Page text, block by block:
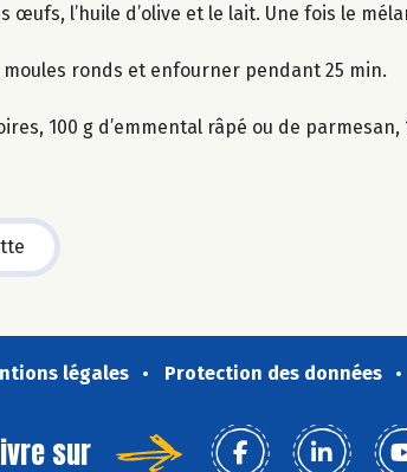
l’huile d’olive et le lait. Une fois le
ronds et enfourner pendant 25 min.
100 g d’emmental râpé ou de parmesan,
légales Protection des données
sur